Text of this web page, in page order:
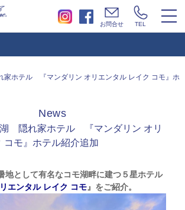
お問合せ TEL
ホテル 『マンダリン オリエンタル レイク コモ』ホ
News
湖 隠れ家ホテル 『マンダリン オリ
コモ』ホテル紹介追加
地として有名なコモ湖畔に建つ５星ホテル
エンタル レイク コモ』をご紹介。